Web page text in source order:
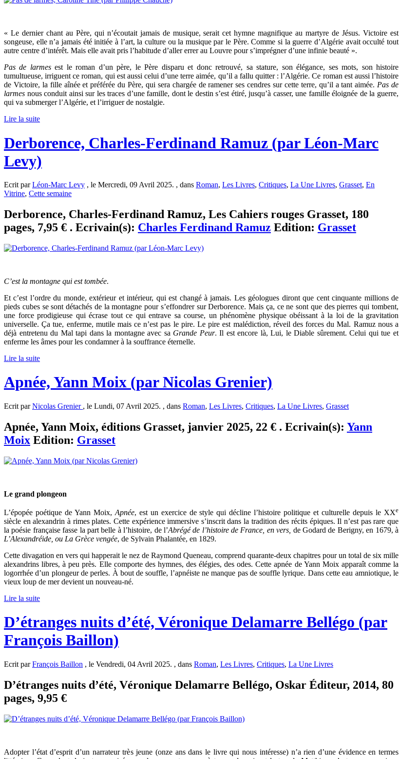
« Le dernier chant au Père, qui n’écoutait jamais de musique, serait cet hymne magnifique au martyre de Jésus. Victoire est
songeuse, elle n’a jamais été initiée à l’art, la culture ou la musique par le Père. Comme si la guerre d’Algérie avait occulté tout
autre centre d’intérêt. Mais elle avait pris l’habitude d’aller errer au Louvre pour s’imprégner d’une infinie beauté ».
Pas de larmesest le roman d’un père, le Père disparu et donc retrouvé, sa stature, son élégance, ses mots, son histoire
tumultueuse, irriguent ce roman, qui est aussi celui d’une terre aimée, qu’il a fallu quitter : l’Algérie. Ce roman est aussi l’histoire
de Victoire, la fille aînée et préférée du Père, qui sera chargée de ramener ses cendres sur cette terre, qu’il a tant aimée. Pas de
larmes nous conduit ainsi sur les traces d’une famille, dont le destin s’est étiré, jusqu’à casser, une famille éloignée de la guerre,
qui va submerger l’Algérie, et l’irriguer de nostalgie.
Lire la suite
Derborence, Charles-Ferdinand Ramuz (par Léon-Marc
Levy)
Ecrit parLéon-Marc Levy , le Mercredi, 09 Avril 2025. , dans Roman, Les Livres, Critiques, La Une Livres, Grasset, En
Vitrine, Cette semaine
Derborence, Charles-Ferdinand Ramuz, Les Cahiers rouges Grasset, 180
pages, 7,95 € . Ecrivain(s): Charles Ferdinand Ramuz Edition: Grasset
C’est la montagne qui est tombée.
Et c’est l’ordre du monde, extérieur et intérieur, qui est changé à jamais. Les géologues diront que cent cinquante millions de
pieds cubes se sont détachés de la montagne pour s’effondrer sur Derborence. Mais ça, ce ne sont que des pierres qui tombent,
une force prodigieuse qui écrase tout ce qui entrave sa course, un phénomène physique obéissant à la loi de la gravitation
universelle. Ça tue, enferme, mutile mais ce n’est pas le pire. Le pire est malédiction, réveil des forces du Mal. Ramuz nous a
déjà entretenu du Mal tapi dans la montagne avec sa Grande Peur. Il est encore là, Lui, le Diable sûrement. Celui qui tue et
enferme les âmes pour les condamner à la souffrance éternelle.
Lire la suite
Apnée, Yann Moix (par Nicolas Grenier)
Ecrit parNicolas Grenier , le Lundi, 07 Avril 2025. , dans Roman, Les Livres, Critiques, La Une Livres, Grasset
Apnée, Yann Moix, éditions Grasset, janvier 2025, 22 € . Ecrivain(s): Yann
Moix Edition: Grasset
Le grand plongeon
L’épopée poétique de Yann Moix, Apnée, est un exercice de style qui décline l’histoire politique et culturelle depuis le XXe
siècle en alexandrin à rimes plates. Cette expérience immersive s’inscrit dans la tradition des récits épiques. Il n’est pas rare que
la poésie française fasse la part belle à l’histoire, de l’Abrégé de l’histoire de France, en vers de Godard de Berigny, en 1679, à
L’Alexandréide, ou La Grèce vengée, de Sylvain Phalantée, en 1829.
Cette divagation en vers qui happerait le nez de Raymond Queneau, comprend quarante-deux chapitres pour un total de six mille
alexandrins libres, à peu près. Elle comporte des hymnes, des élégies, des odes. Cette apnée de Yann Moix apparaît comme la
logorrhée d’un plongeur de perles. À bout de souffle, l’apnéiste ne manque pas de souffle lyrique. Dans cette eau amniotique, le
vieux loup de mer devient un nouveau-né.
Lire la suite
D’étranges nuits d’été, Véronique Delamarre Bellégo (par
François Baillon)
Ecrit parFrançois Baillon , le Vendredi, 04 Avril 2025. , dans Roman, Les Livres, Critiques, La Une Livres
D’étranges nuits d’été, Véronique Delamarre Bellégo, Oskar Éditeur, 2014, 80
pages, 9,95 €
Adopter l’état d’esprit d’un narrateur très jeune (onze ans dans le livre qui nous intéresse) n’a rien d’une évidence en termes